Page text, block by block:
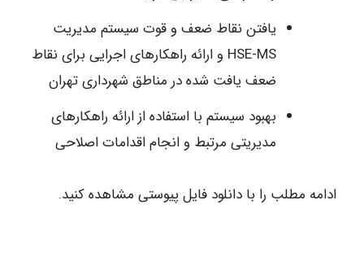
یافتن نقاط ضعف و قوت سیستم مدیریت
HSE-MS و ارائه راهکارهای اجرایی برای نقاط
ضعف یافت شده در مناطق شهرداری تهران
بهبود سیستم با استفاده از ارائه راهکارهای
مدیریتی مرتبط و انجام اقدامات اصلاحی
ادامه مطلب را با دانلود فایل پیوستی مشاهده کنید.